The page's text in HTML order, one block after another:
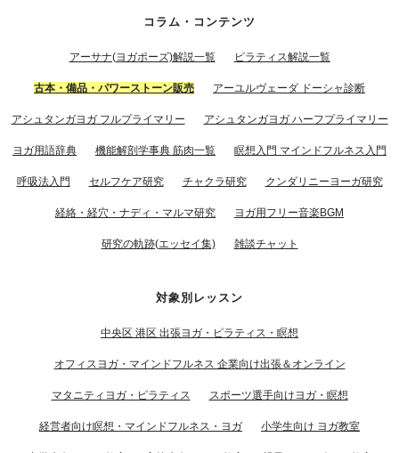
コラム・コンテンツ
アーサナ(ヨガポーズ)解説一覧 ピラティス解説一覧
古本・備品・パワーストーン販売 アーユルヴェーダ ドーシャ診断
アシュタンガヨガ フルプライマリー アシュタンガヨガ ハーフプライマリー
ヨガ用語辞典 機能解剖学事典 筋肉一覧 瞑想入門 マインドフルネス入門
呼吸法入門 セルフケア研究 チャクラ研究 クンダリニーヨーガ研究
経絡・経穴・ナディ・マルマ研究 ヨガ用フリー音楽BGM
研究の軌跡(エッセイ集) 雑談チャット
対象別レッスン
中央区 港区 出張ヨガ・ピラティス・瞑想
オフィスヨガ・マインドフルネス 企業向け出張＆オンライン
マタニティヨガ・ピラティス スポーツ選手向けヨガ・瞑想
経営者向け瞑想・マインドフルネス・ヨガ 小学生向け ヨガ教室